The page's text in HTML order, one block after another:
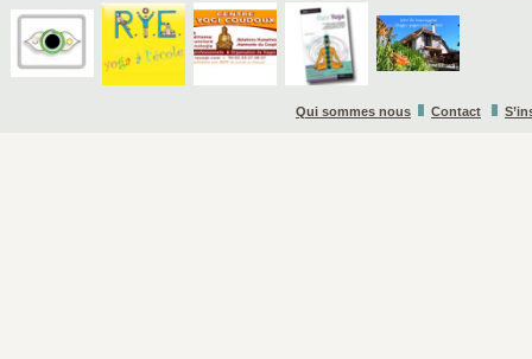
Qui sommes nous Contact